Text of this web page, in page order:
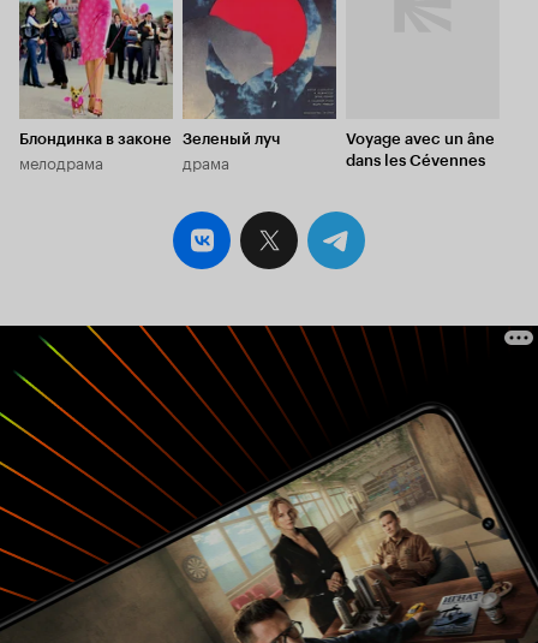
Блондинка в законе
мелодрама
Зеленый луч
драма
Voyage avec un âne
dans les Cévennes